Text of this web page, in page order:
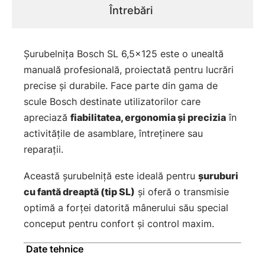
Întrebări
Șurubelnița Bosch SL 6,5x125 este o unealtă
manuală profesională, proiectată pentru lucrări
precise și durabile. Face parte din gama de
scule Bosch destinate utilizatorilor care
apreciază fiabilitatea, ergonomia și precizia în
activitățile de asamblare, întreținere sau
reparații.
Această șurubelniță este ideală pentru șuruburi
cu fantă dreaptă (tip SL) și oferă o transmisie
optimă a forței datorită mânerului său special
conceput pentru confort și control maxim.
Date tehnice